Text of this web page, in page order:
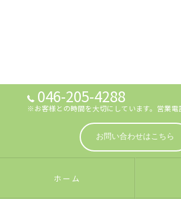
046-205-4288
※お客様との時間を大切にしています。営業電
お問い合わせはこちら
ホーム